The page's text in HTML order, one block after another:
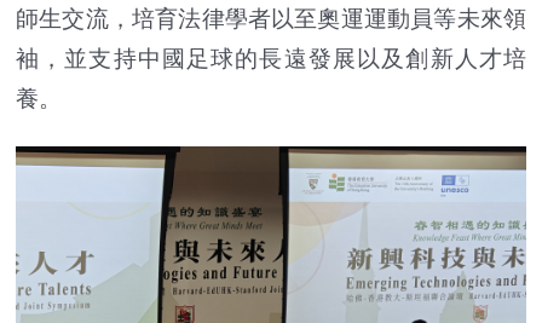
師生交流，培育法律學者以至奧運運動員等未來領
袖，並支持中國足球的長遠發展以及創新人才培
養。